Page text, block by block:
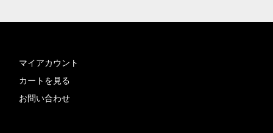
マイアカウント
カートを見る
お問い合わせ